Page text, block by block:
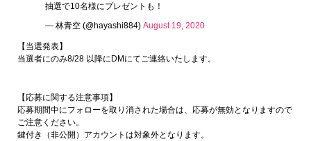
抽選で10名様にプレゼントも！
— 林青空 (@hayashi884) August 19, 2020
【当選発表】
当選者にのみ8/28 以降にDMにてご連絡いたします。
【応募に関する注意事項】
応募期間中にフォローを取り消された場合は、応募が無効となりますので
ご注意ください。
鍵付き（非公開）アカウントは対象外となります。